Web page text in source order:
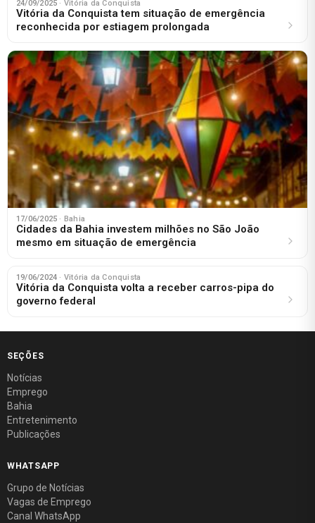
24/09/2025 · Vitória da Conquista
Vitória da Conquista tem situação de emergência
reconhecida por estiagem prolongada
17/06/2025 · Bahia
Cidades da Bahia investem milhões no São João
mesmo em situação de emergência
19/06/2024 · Vitória da Conquista
Vitória da Conquista volta a receber carros-pipa do
governo federal
SEÇÕES
Notícias
Emprego
Bahia
Entretenimento
Publicações
WHATSAPP
Grupo de Notícias
Vagas de Emprego
Canal WhatsApp